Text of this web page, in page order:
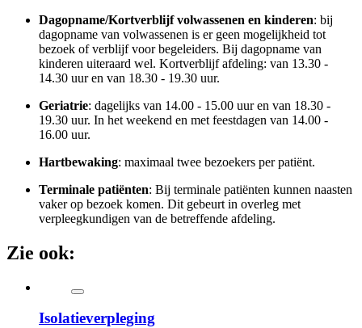
Dagopname/Kortverblijf volwassenen en kinderen: bij
dagopname van volwassenen is er geen mogelijkheid tot
bezoek of verblijf voor begeleiders. Bij dagopname van
kinderen uiteraard wel. Kortverblijf afdeling: van 13.30 -
14.30 uur en van 18.30 - 19.30 uur.
Geriatrie: dagelijks van 14.00 - 15.00 uur en van 18.30 -
19.30 uur. In het weekend en met feestdagen van 14.00 -
16.00 uur.
Hartbewaking: maximaal twee bezoekers per patiënt.
Terminale patiënten: Bij terminale patiënten kunnen naasten
vaker op bezoek komen. Dit gebeurt in overleg met
verpleegkundigen van de betreffende afdeling.
Zie ook:
Isolatieverpleging